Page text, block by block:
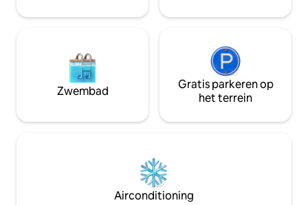
Zwembad
Gratis parkeren op
het terrein
Airconditioning